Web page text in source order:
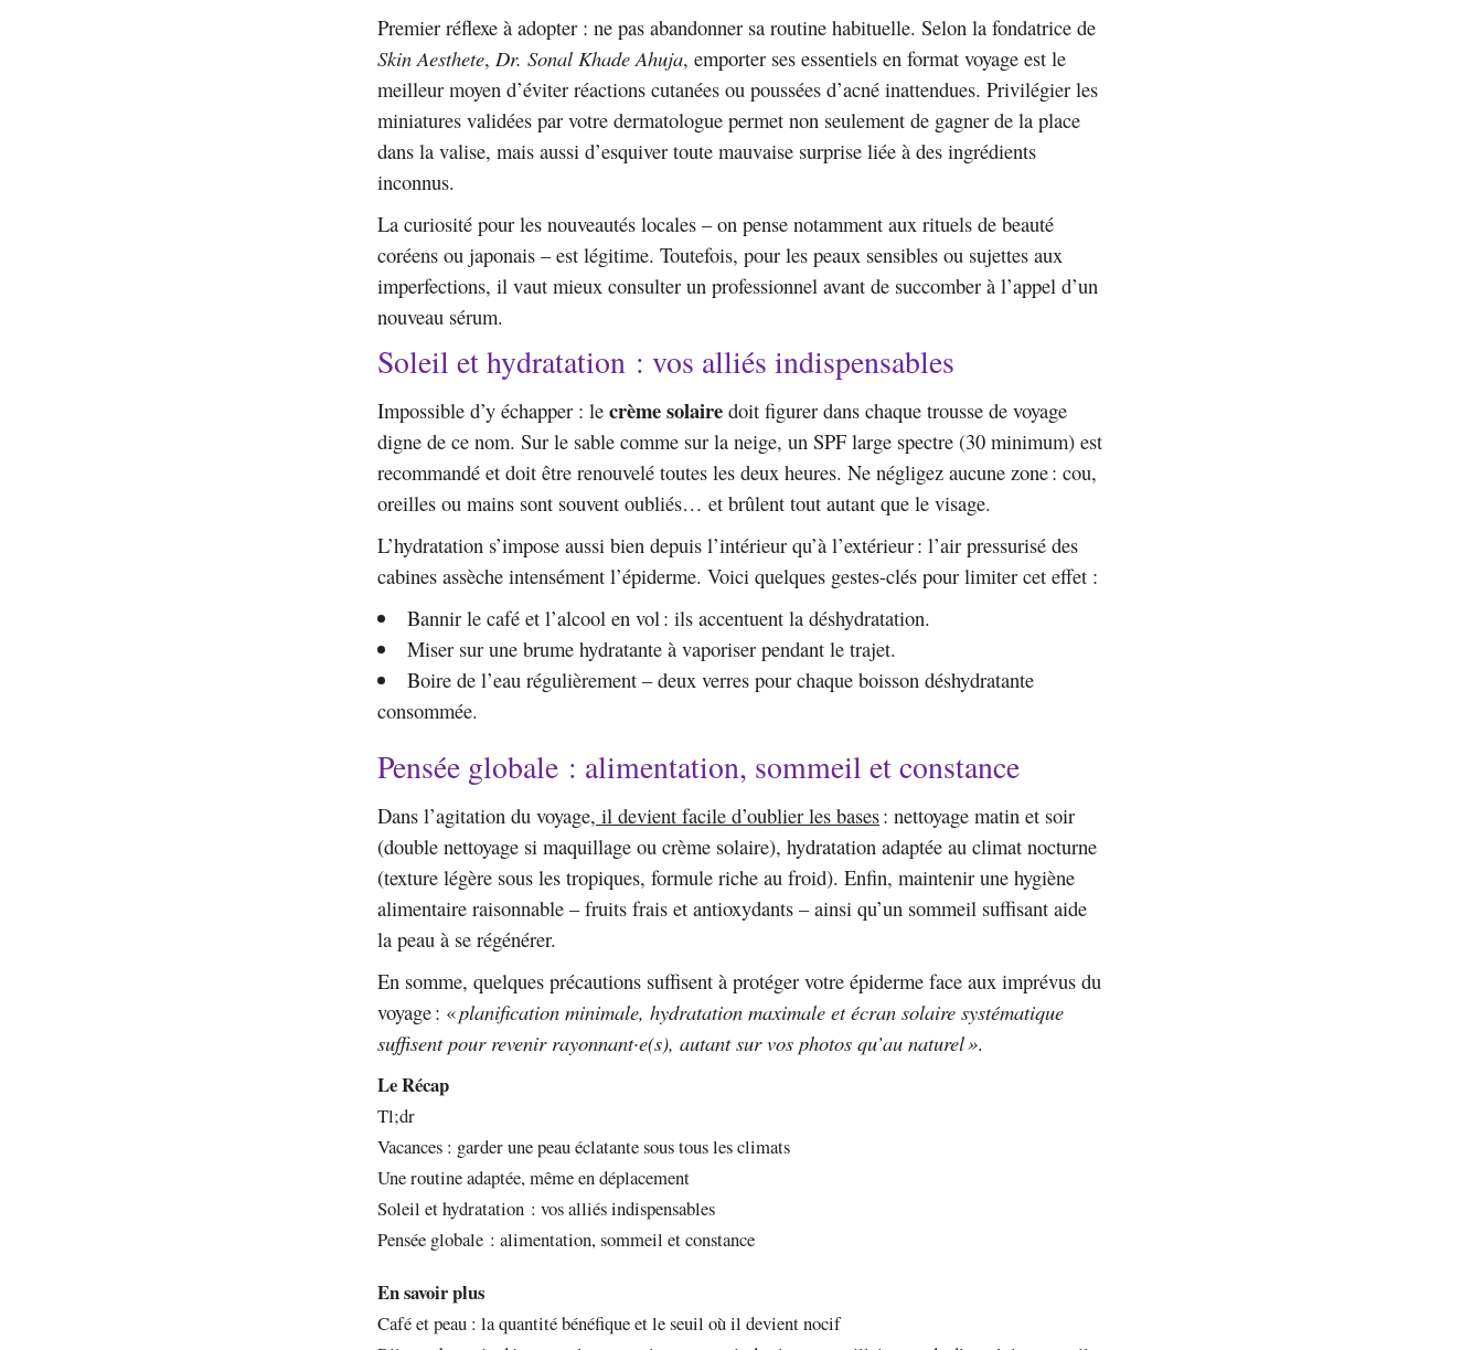
Premier réflexe à adopter : ne pas abandonner sa routine habituelle. Selon la fondatrice de
Skin Aesthete, Dr. Sonal Khade Ahuja, emporter ses essentiels en format voyage est le
meilleur moyen d’éviter réactions cutanées ou poussées d’acné inattendues. Privilégier les
miniatures validées par votre dermatologue permet non seulement de gagner de la place
dans la valise, mais aussi d’esquiver toute mauvaise surprise liée à des ingrédients
inconnus.
La curiosité pour les nouveautés locales – on pense notamment aux rituels de beauté
coréens ou japonais – est légitime. Toutefois, pour les peaux sensibles ou sujettes aux
imperfections, il vaut mieux consulter un professionnel avant de succomber à l’appel d’un
nouveau sérum.
Soleil et hydratation : vos alliés indispensables
Impossible d’y échapper : le crème solaire doit figurer dans chaque trousse de voyage
digne de ce nom. Sur le sable comme sur la neige, un SPF large spectre (30 minimum) est
recommandé et doit être renouvelé toutes les deux heures. Ne négligez aucune zone : cou,
oreilles ou mains sont souvent oubliés… et brûlent tout autant que le visage.
L’hydratation s’impose aussi bien depuis l’intérieur qu’à l’extérieur : l’air pressurisé des
cabines assèche intensément l’épiderme. Voici quelques gestes-clés pour limiter cet effet :
Bannir le café et l’alcool en vol : ils accentuent la déshydratation.
Miser sur une brume hydratante à vaporiser pendant le trajet.
Boire de l’eau régulièrement – deux verres pour chaque boisson déshydratante
consommée.
Pensée globale : alimentation, sommeil et constance
Dans l’agitation du voyage, il devient facile d’oublier les bases: nettoyage matin et soir
(double nettoyage si maquillage ou crème solaire), hydratation adaptée au climat nocturne
(texture légère sous les tropiques, formule riche au froid). Enfin, maintenir une hygiène
alimentaire raisonnable – fruits frais et antioxydants – ainsi qu’un sommeil suffisant aide
la peau à se régénérer.
En somme, quelques précautions suffisent à protéger votre épiderme face aux imprévus du
voyage : «planification minimale, hydratation maximale et écran solaire systématique
suffisent pour revenir rayonnant·e(s), autant sur vos photos qu’au naturel ».
Le Récap
Tl;dr
Vacances : garder une peau éclatante sous tous les climats
Une routine adaptée, même en déplacement
Soleil et hydratation : vos alliés indispensables
Pensée globale : alimentation, sommeil et constance
En savoir plus
Café et peau : la quantité bénéfique et le seuil où il devient nocif